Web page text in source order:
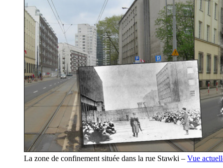
La zone de confinement située dans la rue Stawki – Vue